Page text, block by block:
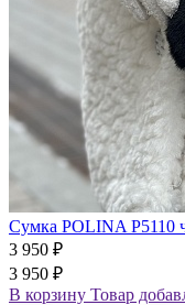
Сумка POLINA P5110
3 950 ₽
3 950 ₽
В корзину Товар